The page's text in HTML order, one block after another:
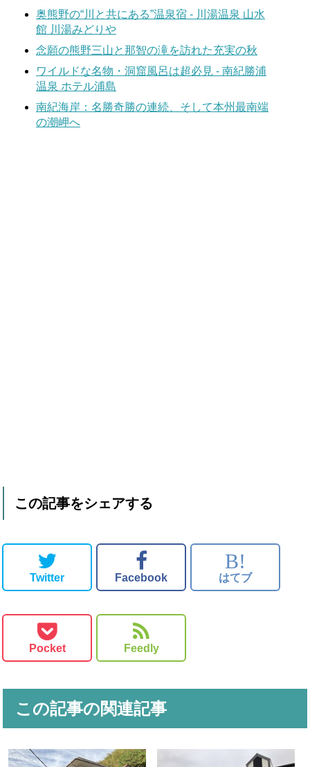
奥熊野の“川と共にある”温泉宿 - 川湯温泉 山水
館 川湯みどりや
念願の熊野三山と那智の滝を訪れた充実の秋
ワイルドな名物・洞窟風呂は超必見 - 南紀勝浦
温泉 ホテル浦島
南紀海岸：名勝奇勝の連続、そして本州最南端
の潮岬へ
この記事をシェアする
Twitter Facebook
B!
はてブ
Pocket Feedly
この記事の関連記事